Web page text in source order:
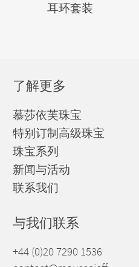
耳环套装
了解更多
慕莎依芙珠宝
特别订制高级珠宝
珠宝系列
新闻与活动
联系我们
与我们联系
+44 (0)20 7290 1536